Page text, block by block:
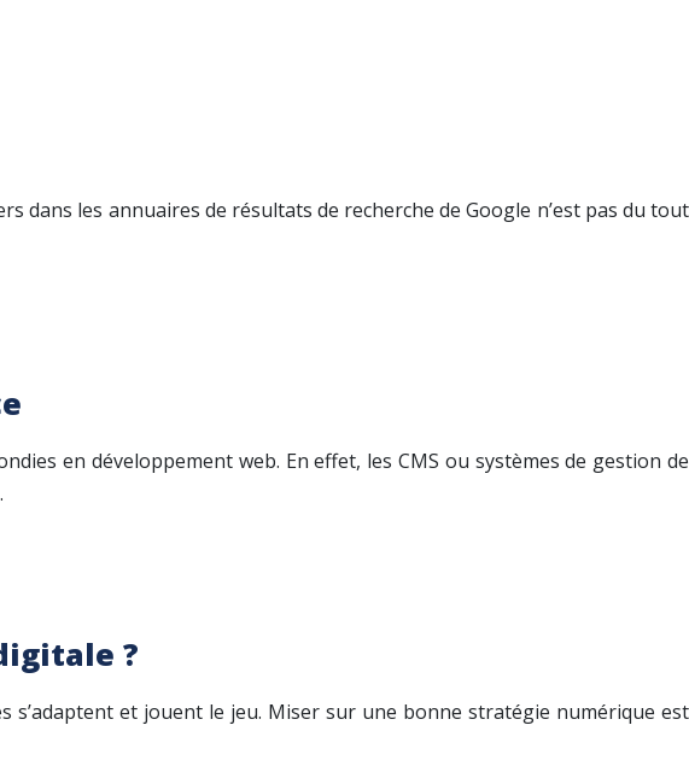
dans les annuaires de résultats de recherche de Google n’est pas du tout
en développement web. En effet, les CMS ou systèmes de gestion de
?
et jouent le jeu. Miser sur une bonne stratégie numérique est